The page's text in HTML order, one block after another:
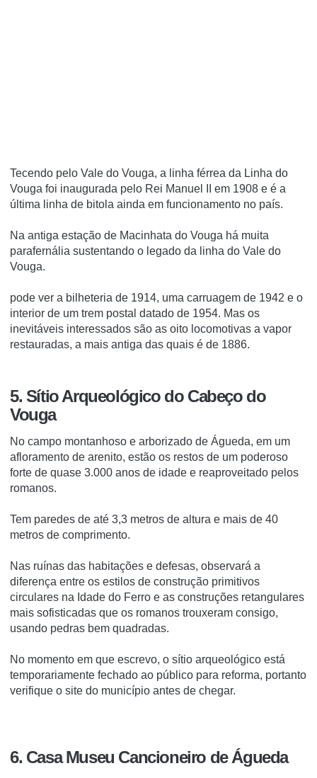
Tecendo pelo Vale do Vouga, a linha férrea da Linha do
Vouga foi inaugurada pelo Rei Manuel II em 1908 e é a
última linha de bitola ainda em funcionamento no país.
Na antiga estação de Macinhata do Vouga há muita
parafernália sustentando o legado da linha do Vale do
Vouga.
pode ver a bilheteria de 1914, uma carruagem de 1942 e o
interior de um trem postal datado de 1954. Mas os
inevitáveis interessados são as oito locomotivas a vapor
restauradas, a mais antiga das quais é de 1886.
5. Sítio Arqueológico do Cabeço do
Vouga
No campo montanhoso e arborizado de Águeda, em um
afloramento de arenito, estão os restos de um poderoso
forte de quase 3.000 anos de idade e reaproveitado pelos
romanos.
Tem paredes de até 3,3 metros de altura e mais de 40
metros de comprimento.
Nas ruínas das habitações e defesas, observará a
diferença entre os estilos de construção primitivos
circulares na Idade do Ferro e as construções retangulares
mais sofisticadas que os romanos trouxeram consigo,
usando pedras bem quadradas.
No momento em que escrevo, o sítio arqueológico está
temporariamente fechado ao público para reforma, portanto
verifique o site do município antes de chegar.
6. Casa Museu Cancioneiro de Águeda